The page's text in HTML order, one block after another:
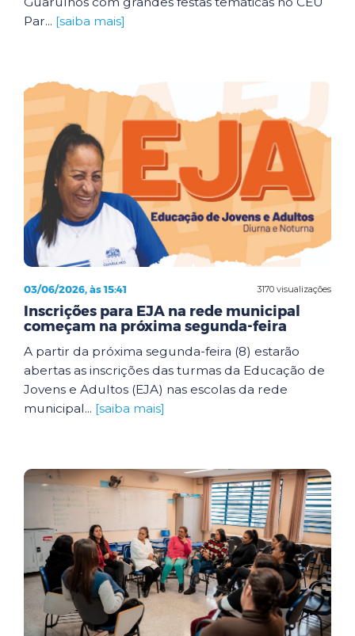
Par... [saiba mais]
3170 visualizações
03/06/2026, às 15:41
Inscrições para EJA na rede municipal
começam na próxima segunda-feira
A partir da próxima segunda-feira (8) estarão
abertas as inscrições das turmas da Educação de
Jovens e Adultos (EJA) nas escolas da rede
municipal... [saiba mais]